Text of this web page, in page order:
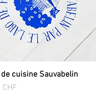
Aperçu rapide
cuisine Sauvabelin